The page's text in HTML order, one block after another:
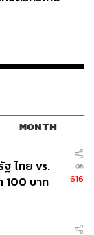
ราะห์เจาะลึก
กผลิตภัณฑ์
ระเทศ โดยบริษัท
หรือ SCBS หา
MONTH
ไทย vs.
100 บาท
616